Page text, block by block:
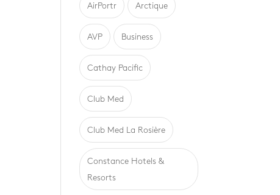
AirPortr Arctique
AVP Business
Cathay Pacific
Club Med
Club Med La Rosière
Constance Hotels &
Resorts